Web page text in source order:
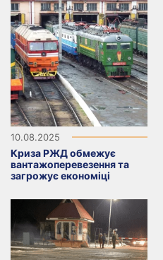
10.08.2025
Криза РЖД обмежує
вантажоперевезення та
загрожує економіці